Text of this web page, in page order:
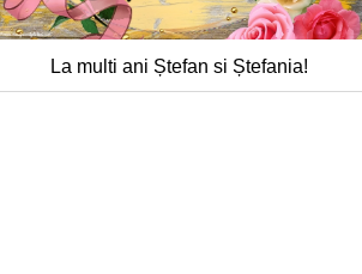
La multi ani Ștefan si Ștefania!